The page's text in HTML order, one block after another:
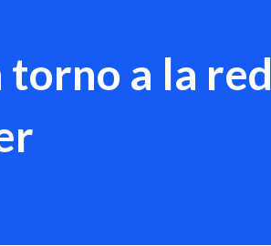
torno a la red